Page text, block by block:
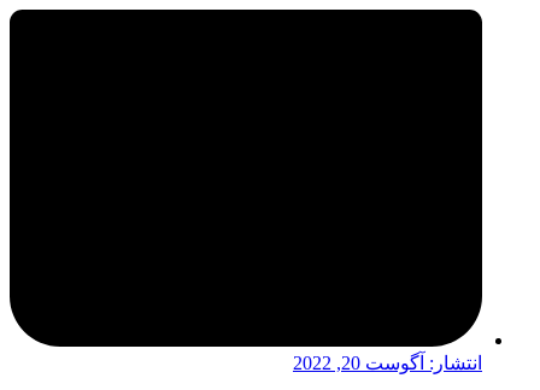
انتشار: آگوست 20, 2022